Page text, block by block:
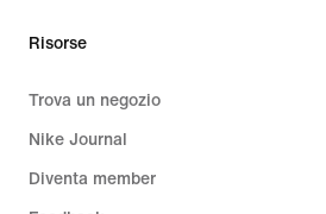
Risorse
Trova un negozio
Nike Journal
Diventa member